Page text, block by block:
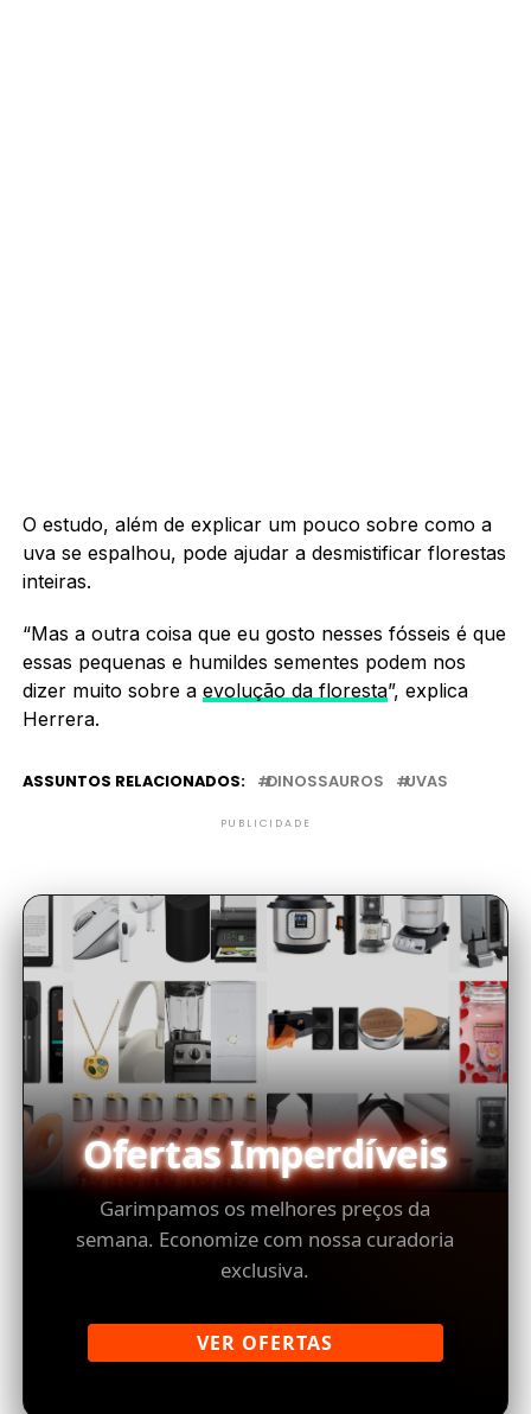
O estudo, além de explicar um pouco sobre como a
uva se espalhou, pode ajudar a desmistificar florestas
inteiras.
“Mas a outra coisa que eu gosto nesses fósseis é que
essas pequenas e humildes sementes podem nos
dizer muito sobre a evolução da floresta”, explica
Herrera.
ASSUNTOS RELACIONADOS: DINOSSAUROS UVAS
PUBLICIDADE
Ofertas Imperdíveis
Garimpamos os melhores preços da
semana. Economize com nossa curadoria
exclusiva.
VER OFERTAS